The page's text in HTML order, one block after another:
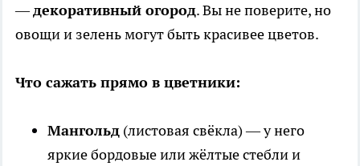
—декоративный огород. Вы не поверите, но
овощи и зелень могут быть красивее цветов.
Что сажать прямо в цветники:
Мангольд (листовая свёкла) — у него
яркие бордовые или жёлтые стебли и